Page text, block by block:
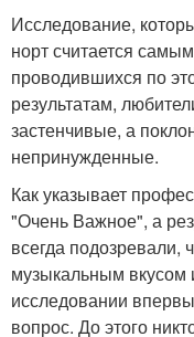
Исследование,
норт считается
проводившихся по
результатам,
застенчивые, а
непринужденные.
Как указывает
"Очень Важное", а
всегда подозревали,
музыкальным
исследовании
вопрос. До этого